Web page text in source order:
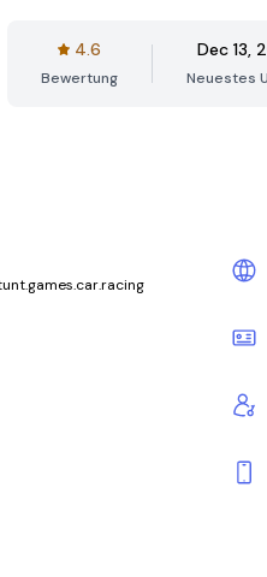
4.6
Bewertung
Dec 13,
Neuestes